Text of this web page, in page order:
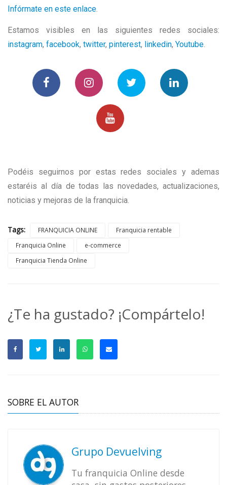
Infórmate en este enlace.
Estamos visibles en las siguientes redes sociales:
instagram, facebook, twitter, pinterest, linkedin, Youtube.
Podéis seguirnos por estas redes sociales y ademas
estaréis al día de todas las novedades, actualizaciones,
noticias y mejoras de la franquicia.
Tags: FRANQUICIA ONLINE
Franquicia rentable
Franquicia Online
e-commerce
Franquicia Tienda Online
¿Te ha gustado? ¡Compártelo!
SOBRE EL AUTOR
Grupo Devuelving
Tu franquicia Online desde